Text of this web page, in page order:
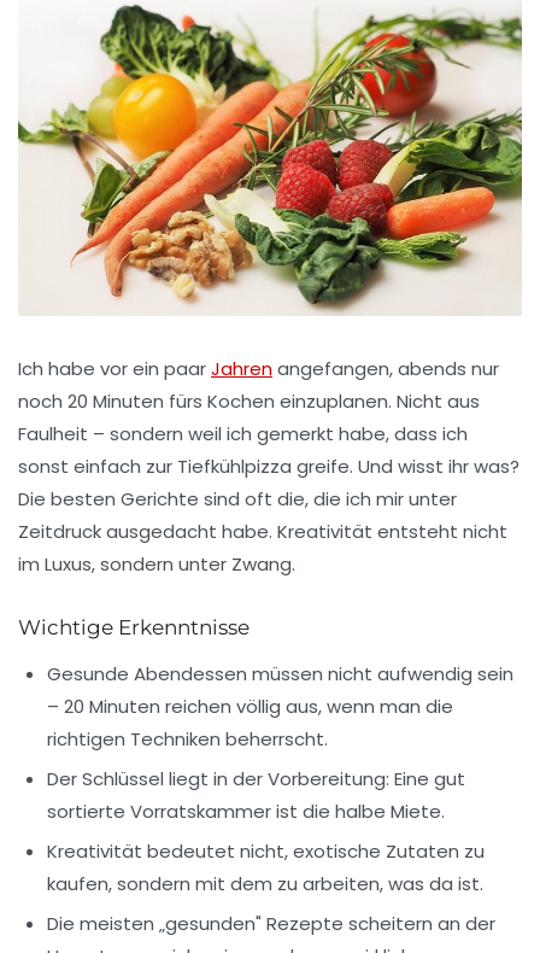
Ich habe vor ein paarJahrenangefangen, abends nur
noch 20 Minuten fürs Kochen einzuplanen. Nicht aus
Faulheit – sondern weil ich gemerkt habe, dass ich
sonst einfach zur Tiefkühlpizza greife. Und wisst ihr was?
Die besten Gerichte sind oft die, die ich mir unter
Zeitdruck ausgedacht habe. Kreativität entsteht nicht
im Luxus, sondern unter Zwang.
Wichtige Erkenntnisse
Gesunde Abendessen müssen nicht aufwendig sein
– 20 Minuten reichen völlig aus, wenn man die
richtigen Techniken beherrscht.
Der Schlüssel liegt in der Vorbereitung: Eine gut
sortierte Vorratskammer ist die halbe Miete.
Kreativität bedeutet nicht, exotische Zutaten zu
kaufen, sondern mit dem zu arbeiten, was da ist.
Die meisten „gesunden" Rezepte scheitern an der